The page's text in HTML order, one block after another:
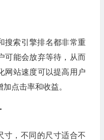
搜索引擎排名都非常重
可能会放弃等待，从而
网站速度可以提高用户
点击率和收益。
寸，不同的尺寸适合不